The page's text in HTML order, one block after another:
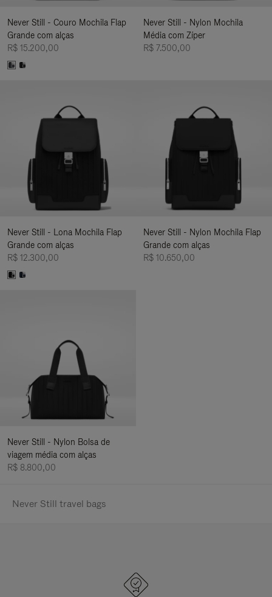
Never Still - Couro Mochila Flap
Grande com alças
R$ 15.200,00
Never Still - Nylon Mochila
Média com Zíper
R$ 7.500,00
Never Still - Lona Mochila Flap
Grande com alças
R$ 12.300,00
Never Still - Nylon Mochila Flap
Grande com alças
R$ 10.650,00
Never Still - Nylon Bolsa de
viagem média com alças
R$ 8.800,00
Never Still travel bags